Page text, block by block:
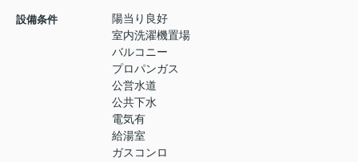
設備条件
陽当り良好
室内洗濯機置場
バルコニー
プロパンガス
公営水道
公共下水
電気有
給湯室
ガスコンロ